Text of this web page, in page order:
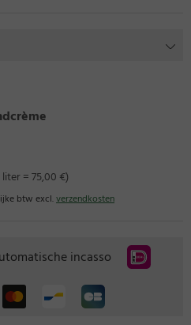
= 75,00 €)
btw excl.verzendkosten
incasso